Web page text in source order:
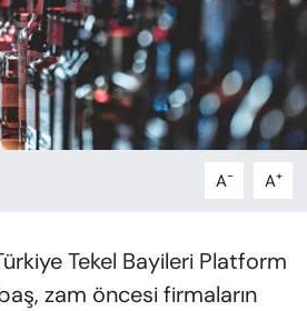
A- A+
Tekel Bayileri Platform
zam öncesi firmaların